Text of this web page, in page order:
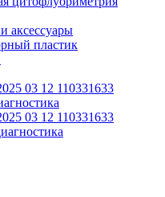
аксессуары
пластик